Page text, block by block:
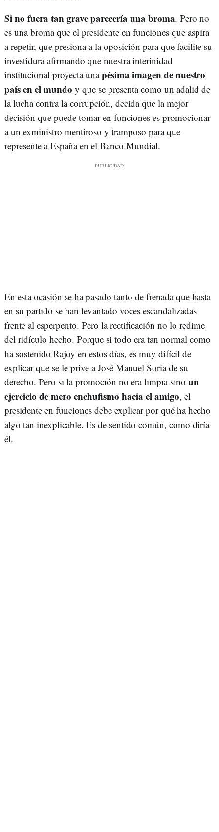
Si no fuera tan grave parecería una broma. Pero no
es una broma que el presidente en funciones que aspira
a repetir, que presiona a la oposición para que facilite su
investidura afirmando que nuestra interinidad
institucional proyecta unapésima imagen de nuestro
país en el mundo y que se presenta como un adalid de
la lucha contra la corrupción, decida que la mejor
decisión que puede tomar en funciones es promocionar
a un exministro mentiroso y tramposo para que
represente a España en el Banco Mundial.
En esta ocasión se ha pasado tanto de frenada que hasta
en su partido se han levantado voces escandalizadas
frente al esperpento. Pero la rectificación no lo redime
del ridículo hecho. Porque si todo era tan normal como
ha sostenido Rajoy en estos días, es muy difícil de
explicar que se le prive a José Manuel Soria de su
derecho. Pero si la promoción no era limpia sino un
ejercicio de mero enchufismo hacia el amigo, el
presidente en funciones debe explicar por qué ha hecho
algo tan inexplicable. Es de sentido común, como diría
él.